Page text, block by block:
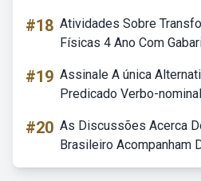
#18 Atividades Sobre
Físicas 4 Ano Com
#19 Assinale A única
Predicado Verbo-nominal
#20 As Discussões Acerca
Brasileiro Acompanham